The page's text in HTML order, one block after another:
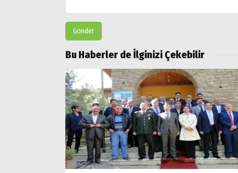
Gönder
Bu Haberler de İlginizi Çekebilir